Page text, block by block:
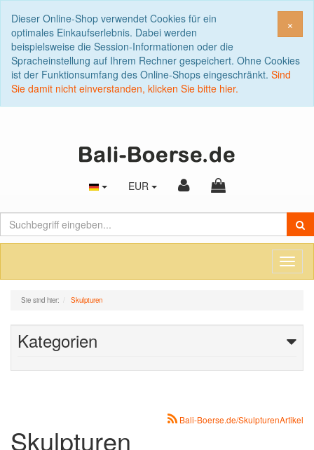
×
Dieser Online-Shop verwendet Cookies für ein
optimales Einkaufserlebnis. Dabei werden
beispielsweise die Session-Informationen oder die
Spracheinstellung auf Ihrem Rechner gespeichert. Ohne Cookies
ist der Funktionsumfang des Online-Shops eingeschränkt. Sind
Sie damit nicht einverstanden, klicken Sie bitte hier.
EUR
Sie sind hier: Skulpturen
Kategorien
Skulpturen
Bali-Boerse.de/SkulpturenArtikel